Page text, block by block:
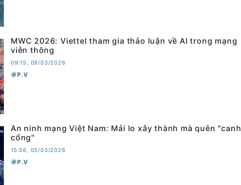
MWC 2026: Viettel tham gia thảo luận về AI trong mạng
viễn thông
09:15, 09/03/2026
P.V
An ninh mạng Việt Nam: Mải lo xây thành mà quên "canh
cổng"
15:56, 05/03/2026
P.V